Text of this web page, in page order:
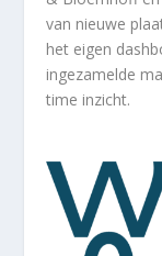
van nieuwe
het eigen
ingezamelde
time inzicht.